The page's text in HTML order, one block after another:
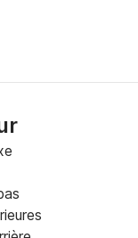
la journée
réelle